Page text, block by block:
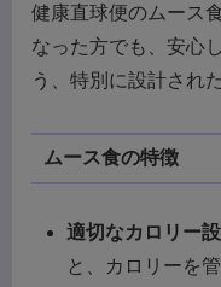
健康直球便のムース
なった方でも、安心
う、特別に設計され
ムース食の特徴
適切なカロリー
と、カロリーを